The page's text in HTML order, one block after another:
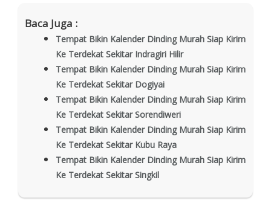
Baca Juga :
Tempat Bikin Kalender Dinding Murah Siap Kirim
Ke Terdekat Sekitar Indragiri Hilir
Tempat Bikin Kalender Dinding Murah Siap Kirim
Ke Terdekat Sekitar Dogiyai
Tempat Bikin Kalender Dinding Murah Siap Kirim
Ke Terdekat Sekitar Sorendiweri
Tempat Bikin Kalender Dinding Murah Siap Kirim
Ke Terdekat Sekitar Kubu Raya
Tempat Bikin Kalender Dinding Murah Siap Kirim
Ke Terdekat Sekitar Singkil